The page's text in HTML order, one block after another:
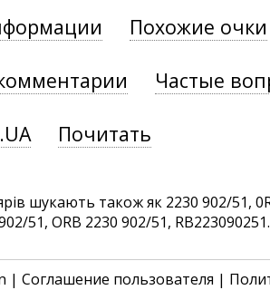
Похожие очки
Частые
Почитать
шукають також як 2230 902/51,
51, ORB 2230 902/51,
| Соглашение пользователя |